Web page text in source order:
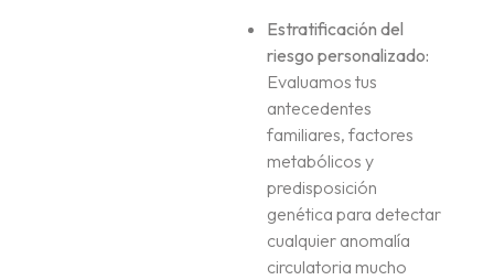
Estratificación del
riesgo personalizado:
Evaluamos tus
antecedentes
familiares, factores
metabólicos y
predisposición
genética para detectar
cualquier anomalía
circulatoria mucho